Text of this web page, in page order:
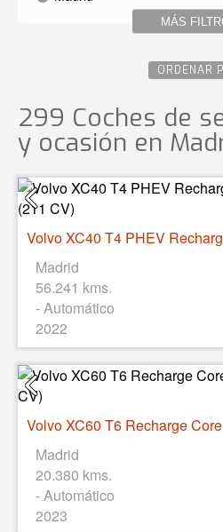
MÁS
ORDENAR
299 Coches de
y ocasión en
Madrid
56.241 kms.
- Automático
2022
Madrid
20.380 kms.
- Automático
2023